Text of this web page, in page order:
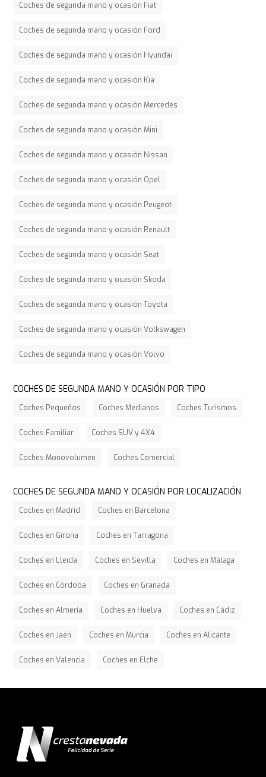
Coches de segunda mano y ocasión Fiat
Coches de segunda mano y ocasión Ford
Coches de segunda mano y ocasión Hyundai
Coches de segunda mano y ocasión Kia
Coches de segunda mano y ocasión Mercedes
Coches de segunda mano y ocasión Mini
Coches de segunda mano y ocasión Nissan
Coches de segunda mano y ocasión Opel
Coches de segunda mano y ocasión Peugeot
Coches de segunda mano y ocasión Renault
Coches de segunda mano y ocasión Seat
Coches de segunda mano y ocasión Skoda
Coches de segunda mano y ocasión Toyota
Coches de segunda mano y ocasión Volkswagen
Coches de segunda mano y ocasión Volvo
COCHES DE SEGUNDA MANO Y OCASIÓN POR TIPO
Coches Pequeños Coches Medianos Coches Turismos
Coches Familiar Coches SUV y 4X4
Coches Monovolumen Coches Comercial
COCHES DE SEGUNDA MANO Y OCASIÓN POR LOCALIZACIÓN
Coches en Madrid Coches en Barcelona
Coches en Girona Coches en Tarragona
Coches en Lleida Coches en Sevilla Coches en Málaga
Coches en Córdoba Coches en Granada
Coches en Almería Coches en Huelva Coches en Cádiz
Coches en Jaén Coches en Murcia Coches en Alicante
Coches en Valencia Coches en Elche